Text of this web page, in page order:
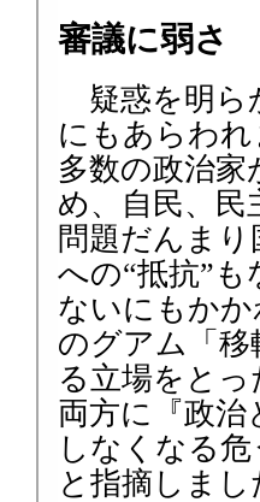
審議に弱さ
疑惑を明ら
にもあらわ
多数の政治
め、自民、民
問題だんま
への“抵抗”
ないにもかか
のグアム「移
る立場をと
両方に『政治
しなくなる
と指摘しまし